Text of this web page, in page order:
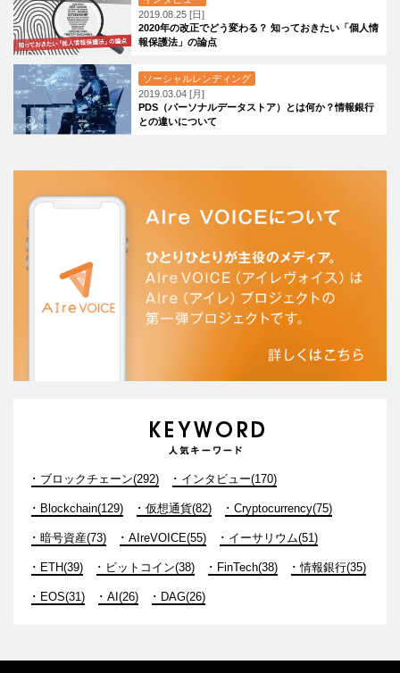
2019.08.25 [日]
2020年の改正でどう変わる？ 知っておきたい「個人情
報保護法」の論点
ソーシャルレンディング
2019.03.04 [月]
PDS（パーソナルデータストア）とは何か？情報銀行
との違いについて
ブロックチェーン(292) インタビュー(170)
Blockchain(129) 仮想通貨(82) Cryptocurrency(75)
暗号資産(73) AIreVOICE(55) イーサリウム(51)
ETH(39) ビットコイン(38) FinTech(38) 情報銀行(35)
EOS(31) AI(26) DAG(26)